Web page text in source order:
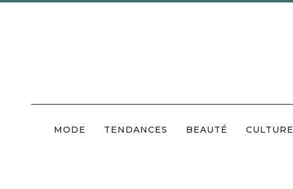
MODE TENDANCES BEAUTÉ CULTURE